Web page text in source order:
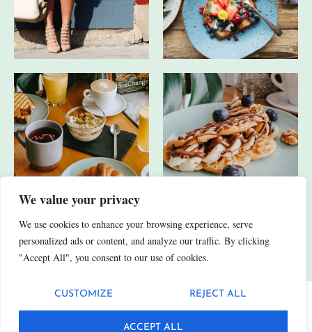
We value your privacy
We use cookies to enhance your browsing experience, serve
personalized ads or content, and analyze our traffic. By clicking
"Accept All", you consent to our use of cookies.
CUSTOMIZE REJECT ALL
ACCEPT ALL
JA, ICH HABE AUCH ANDERE SOCIAL-MEDIA-KANÄLE.
© 2025 Fittn. Alle Rechte vorbehalten.